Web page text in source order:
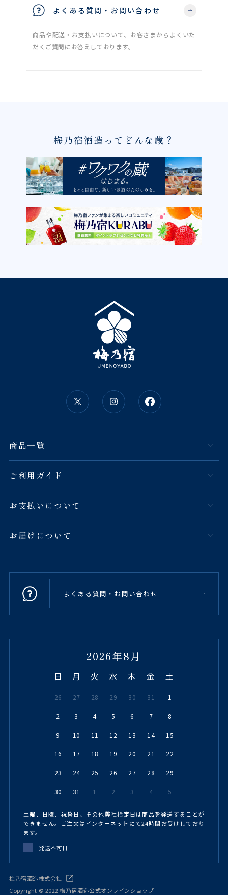
よくある質問・お問い合わせ
商品や配送・お支払いについて、お客さまからよくいた
だくご質問にお答えしております。
梅乃宿酒造ってどんな蔵？
商品一覧
ご利用ガイド
お支払いについて
お届けについて
よくある質問・お問い合わせ
2026年8月
日 月 火 水 木 金 土
26 27 28 29 30 31 1
2 3 4 5 6 7 8
9 10 11 12 13 14 15
16 17 18 19 20 21 22
23 24 25 26 27 28 29
30 31 1 2 3 4 5
土曜、日曜、祝祭日、その他弊社指定日は商品を発送することが
できません。ご注文はインターネットにて24時間お受けしており
ます。
発送不可日
梅乃宿酒造株式会社
Copyright © 2022 梅乃宿酒造公式オンラインショップ